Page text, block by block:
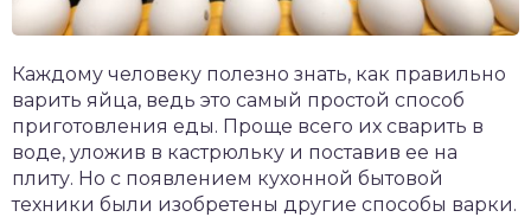
Каждому человеку полезно знать, как правильно
варить яйца, ведь это самый простой способ
приготовления еды. Проще всего их сварить в
воде, уложив в кастрюльку и поставив ее на
плиту. Но с появлением кухонной бытовой
техники были изобретены другие способы варки.